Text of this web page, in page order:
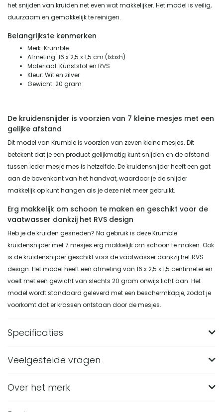
het snijden van kruiden net even wat makkelijker. Het model is veilig,
duurzaam en gemakkelijk te reinigen.
Belangrijkste kenmerken
Merk: Krumble
Afmeting: 16 x 2,5 x 1,5 cm (Ixbxh)
Materiaal: Kunststof en RVS
Kleur: Wit en zilver
Gewicht: 20 gram
De kruidensnijder is voorzien van 7 kleine mesjes met een
gelijke afstand
Dit model van Krumble is voorzien van zeven kleine mesjes. Dit
betekent dat je een product gelijkmatig kunt snijden en de afstand
tussen ieder mesje mes is hetzelfde. De kruidensnijder heeft een gat
aan de bovenkant van het handvat, waardoor je de snijder
makkelijk op kunt hangen als je deze niet meer gebruikt.
Erg makkelijk om schoon te maken en geschikt voor de
vaatwasser dankzij het RVS design
Heb je de kruiden gesneden? Na gebruik is deze Krumble
kruidensnijder met 7 mesjes erg makkelijk om schoon te maken. Ook
is de kruidensnijder geschikt voor de vaatwasser dankzij het RVS
design. Het model heeft een afmeting van 16 x 2,5 x 1,5 centimeter en
voelt met een gewicht van slechts 20 gram onwijs licht aan. Het
model wordt standaard geleverd met een beschermkapje, zodat je
voorkomt dat er krassen ontstaan door de mesjes.
Specificaties
Merk
Veelgestelde vragen
Wat zijn de afmetingen van de Krumble
Over het merk